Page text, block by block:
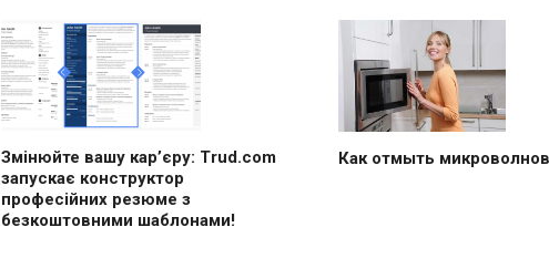
Змінюйте вашу кар’єру: Trud.com
запускає конструктор
професійних резюме з
безкоштовними шаблонами!
Как отмыть